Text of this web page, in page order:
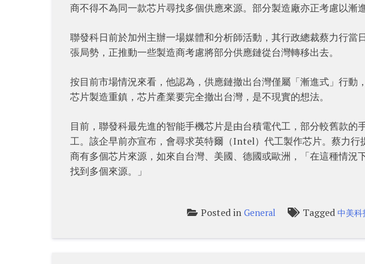
商不得不為同一款芯片尋找多個供應來源。部分製造廠亦正考慮以漸
聯發科日前於加州主辦一場媒體和分析師活動，其行政總裁蔡力行當
張局勢，正推動一些製造商考慮將部分供應鏈從台灣轉移出去。
按目前市場情況來看，他認為，供應鏈撤出台灣僅屬「漸進式」行動
芯片製造重鎮，芯片產業要完全撤出台灣，是不現實的想法。
目前，聯發科最先進的智能手機芯片是由台積電代工，部分較舊款
工。該企早前亦宣布，會尋求英特爾（Intel）代工製作芯片。蔡力
商有多個芯片來源，如來自台灣、美國、德國或歐洲，「在這種情況
找到多個來源。」
Posted inGeneral Tagged中美科